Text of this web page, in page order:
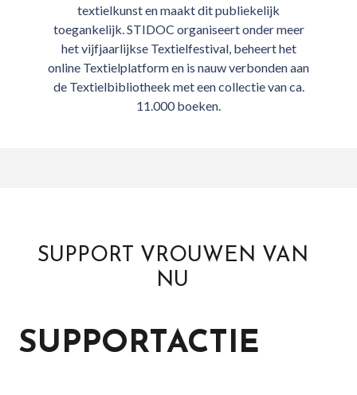
textielkunst en maakt dit publiekelijk
toegankelijk. STIDOC organiseert onder meer
het vijfjaarlijkse Textielfestival, beheert het
online Textielplatform en is nauw verbonden aan
de Textielbibliotheek met een collectie van ca.
11.000 boeken.
SUPPORT VROUWEN VAN
NU
SUPPORTACTIE